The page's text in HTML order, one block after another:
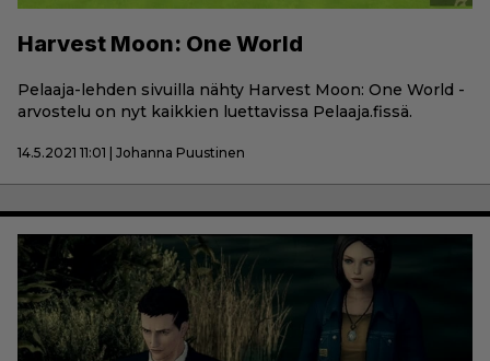
Harvest Moon: One World
Pelaaja-lehden sivuilla nähty Harvest Moon: One World -
arvostelu on nyt kaikkien luettavissa Pelaaja.fissä.
14.5.2021 11:01 | Johanna Puustinen